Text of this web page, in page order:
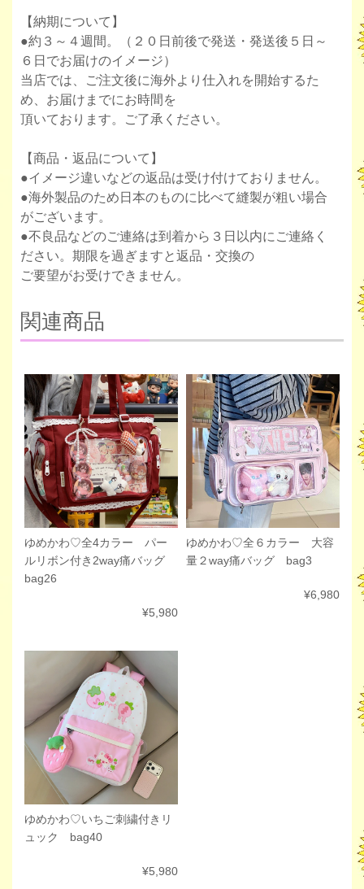
【納期について】
●約３～４週間。（２０日前後で発送・発送後５日～
６日でお届けのイメージ）
当店では、ご注文後に海外より仕入れを開始するた
め、お届けまでにお時間を
頂いております。ご了承ください。
【商品・返品について】
●イメージ違いなどの返品は受け付けておりません。
●海外製品のため日本のものに比べて縫製が粗い場合
がございます。
●不良品などのご連絡は到着から３日以内にご連絡く
ださい。期限を過ぎますと返品・交換の
ご要望がお受けできません。
関連商品
ゆめかわ♡全4カラー パー
ルリボン付き2way痛バッグ
bag26
¥5,980
ゆめかわ♡全６カラー 大容
量２way痛バッグ bag3
¥6,980
ゆめかわ♡いちご刺繍付きリ
ュック bag40
¥5,980